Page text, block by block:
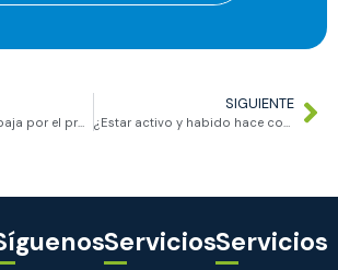
Factura dada de baja por el proveedor: ¿SUNAT puede desconocer tu gasto?
SIGUIENTE
¿Estar activo y habido hace confiable a un proveedor?
ServiciosServicios